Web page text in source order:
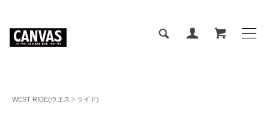
WEST RIDE(ウエストライド)